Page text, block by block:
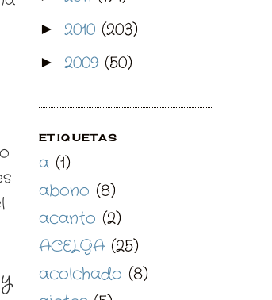
► 2010 (203)
► 2009 (50)
ETIQUETAS
a (1)
abono (8)
acanto (2)
ACELGA (25)
acolchado (8)